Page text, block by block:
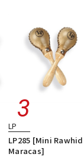
LP
LP285 [Mini
Maracas]